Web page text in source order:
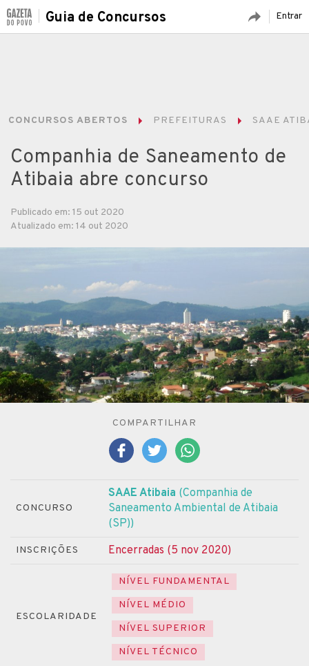
Entrar
Guia de Concursos
CONCURSOS ABERTOS PREFEITURAS SAAE
Companhia de Saneamento de
Atibaia abre concurso
Publicado em: 15 out 2020
Atualizado em: 14 out 2020
COMPARTILHAR
CONCURSO
SAAE Atibaia (Companhia de
Saneamento Ambiental de Atibaia
(SP))
INSCRIÇÕES Encerradas (5 nov 2020)
ESCOLARIDADE
NÍVEL FUNDAMENTAL
NÍVEL MÉDIO
NÍVEL SUPERIOR
NÍVEL TÉCNICO